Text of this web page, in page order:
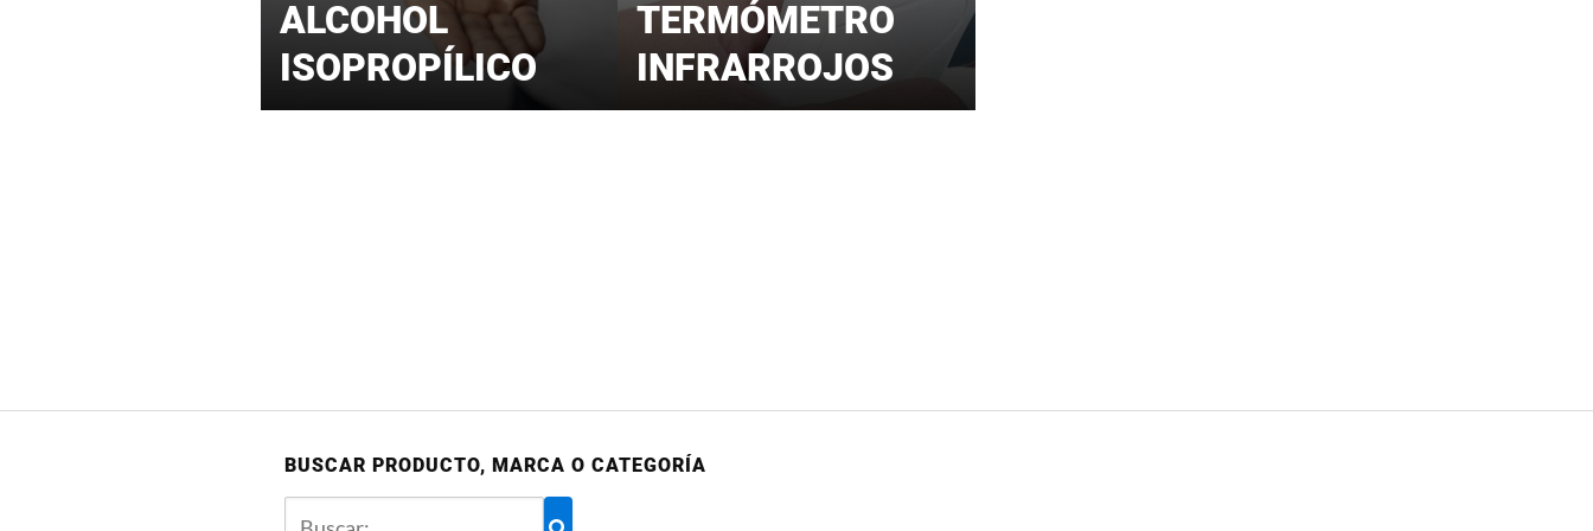
ALCOHOL
ISOPROPÍLICO
TERMÓMETRO
INFRARROJOS
BUSCAR PRODUCTO, MARCA O CATEGORÍA